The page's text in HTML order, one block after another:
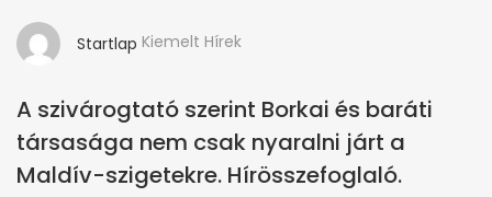
Startlap Kiemelt Hírek
A szivárogtató szerint Borkai és baráti
társasága nem csak nyaralni járt a
Maldív-szigetekre. Hírösszefoglaló.